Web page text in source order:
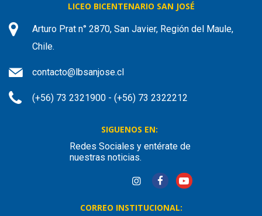
LICEO BICENTENARIO SAN JOSÉ
Arturo Prat n° 2870, San Javier, Región del Maule,
Chile.
contacto@lbsanjose.cl
(+56) 73 2321900 - (+56) 73 2322212
SIGUENOS EN:
Redes Sociales y entérate de
nuestras noticias.
CORREO INSTITUCIONAL: